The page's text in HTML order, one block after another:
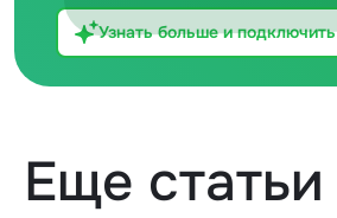
Узнать больше и подключить
Еще статьи